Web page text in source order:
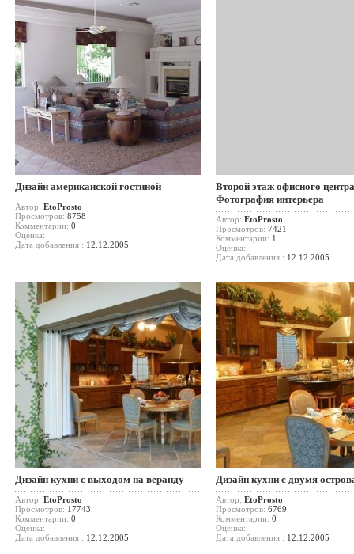
Дизайн американской гостиной
Автор: EtoProsto
Просмотров: 8758
Комментарии: 0
Оценка:
Дата добавления : 12.12.2005
Второй этаж офисного
Фотография интерьера
Автор: EtoProsto
Просмотров: 7421
Комментарии: 1
Оценка:
Дата добавления : 12.12.2005
Дизайн кухни с выходом на веранду
Автор: EtoProsto
Просмотров: 17743
Комментарии: 0
Оценка:
Дата добавления : 12.12.2005
Дизайн кухни с двумя
Автор: EtoProsto
Просмотров: 6769
Комментарии: 0
Оценка:
Дата добавления : 12.12.2005